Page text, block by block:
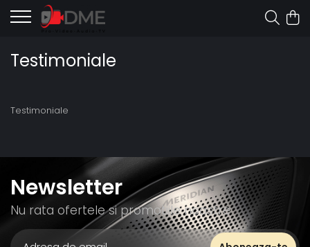
Testimoniale
Testimoniale
Newsletter
Nu rata ofertele si promotiile noastre